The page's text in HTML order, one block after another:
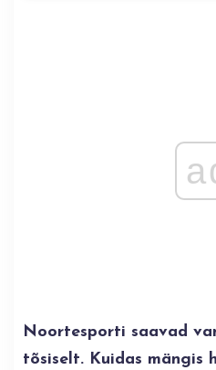
Noortesporti saavad
tõsiselt. Kuidas mängis